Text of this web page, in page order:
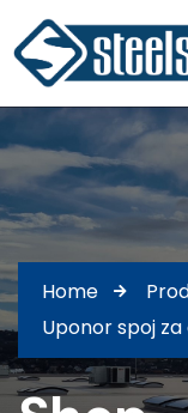
Home
Uponor spoj